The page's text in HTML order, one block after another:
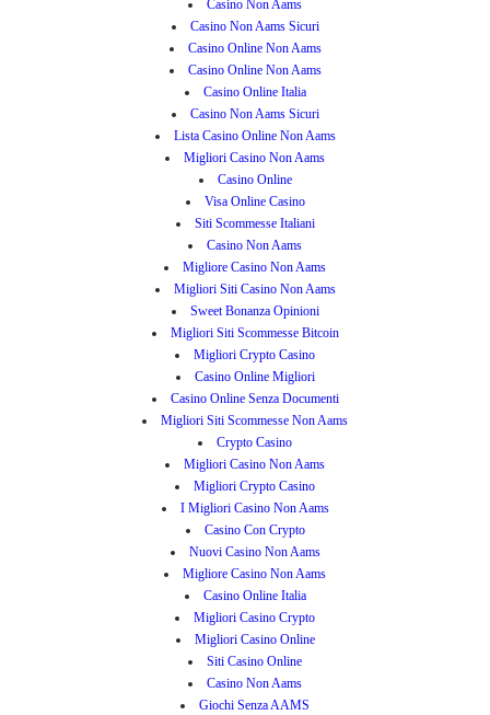
Casino Non Aams
Casino Non Aams Sicuri
Casino Online Non Aams
Casino Online Non Aams
Casino Online Italia
Casino Non Aams Sicuri
Lista Casino Online Non Aams
Migliori Casino Non Aams
Casino Online
Visa Online Casino
Siti Scommesse Italiani
Casino Non Aams
Migliore Casino Non Aams
Migliori Siti Casino Non Aams
Sweet Bonanza Opinioni
Migliori Siti Scommesse Bitcoin
Migliori Crypto Casino
Casino Online Migliori
Casino Online Senza Documenti
Migliori Siti Scommesse Non Aams
Crypto Casino
Migliori Casino Non Aams
Migliori Crypto Casino
I Migliori Casino Non Aams
Casino Con Crypto
Nuovi Casino Non Aams
Migliore Casino Non Aams
Casino Online Italia
Migliori Casino Crypto
Migliori Casino Online
Siti Casino Online
Casino Non Aams
Giochi Senza AAMS